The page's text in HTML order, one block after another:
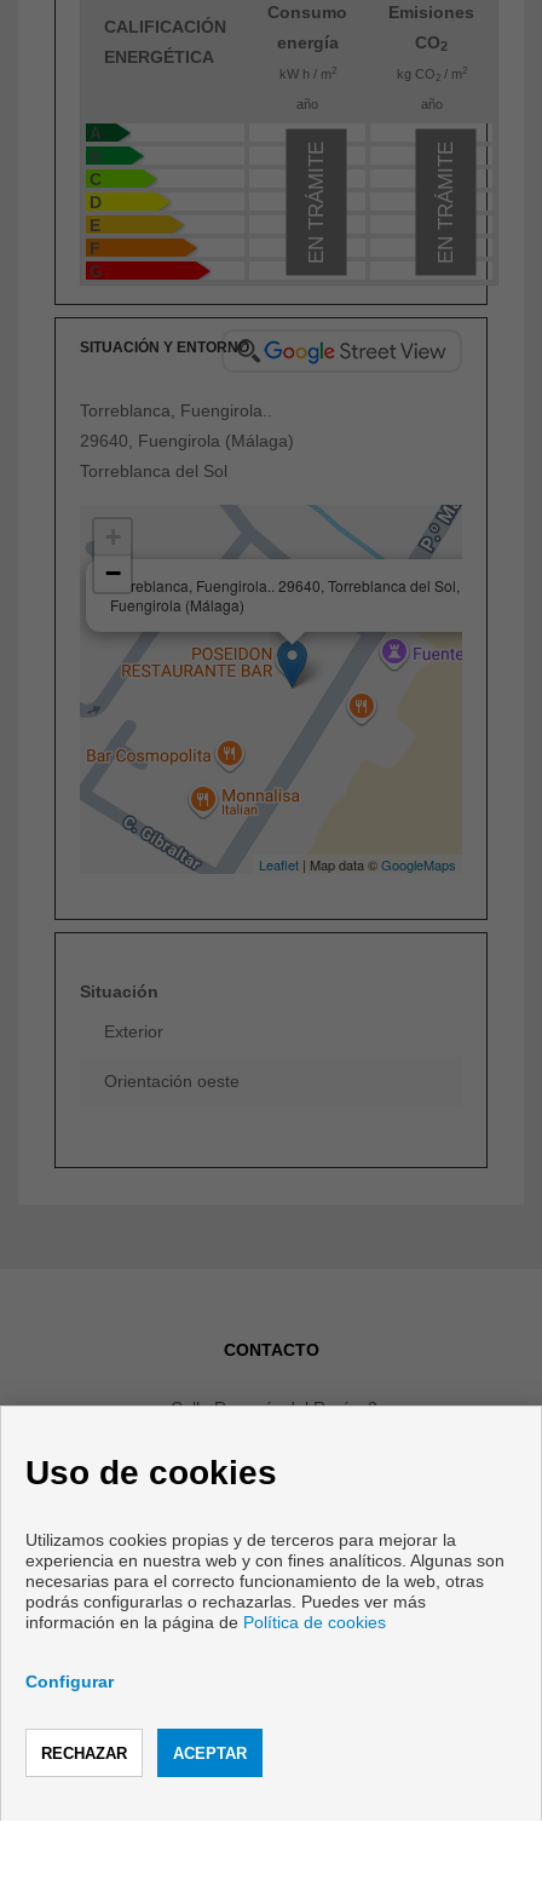
CALIFICACIÓN
ENERGÉTICA
Consumo
energía
kW h / m 2
año
Emisiones
CO2
kg CO 2/ m 2
año
A
B
C
D
E
F
G
EN TRÁMITE
EN TRÁMITE
SITUACIÓN Y ENTORNO
Torreblanca, Fuengirola..
29640, Fuengirola (Málaga)
Torreblanca del Sol
Torreblanca, Fuengirola.. 29640, Torreblanca del Sol,
Fuengirola (Málaga)
−
Leaflet | Map data ©GoogleMaps
Situación
Exterior
Orientación oeste
CONTACTAR
CONTACTO
Calle Romería del Rocío, 2
29640 Fuengirola (Málaga)
info@vanicasa.com
De Lunes a Viernes : 10:00 - 13:30 y 17:00 - 19:30
Uso de cookies
Utilizamos cookies propias y de terceros para mejorar la
experiencia en nuestra web y con fines analíticos. Algunas son
necesarias para el correcto funcionamiento de la web, otras
podrás configurarlas o rechazarlas. Puedes ver más
información en la página de Política de cookies
Configurar